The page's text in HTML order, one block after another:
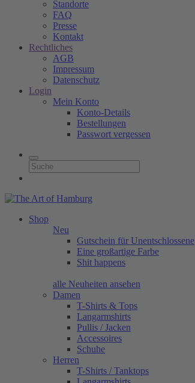
Standorte
FAQ
Presse
Kontakt
Rechtliches
AGB
Impressum
Datenschutz
Login
Mein Konto
Konto-Details
Bestellungen
Passwort vergessen
Shop
Neu
Gutschein für Unentschlossene
Eine großartige Farbe
Shit happens
alle Neuheiten ansehen
Damen
T-Shirts & Tops
Langarmshirts
Pullis / Jacken
Accessoires
Schuhe
Herren
T-Shirts / Tanktops